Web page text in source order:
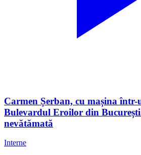
Carmen Șerban, cu mașina
Bulevardul Eroilor din
nevătămată
Interne